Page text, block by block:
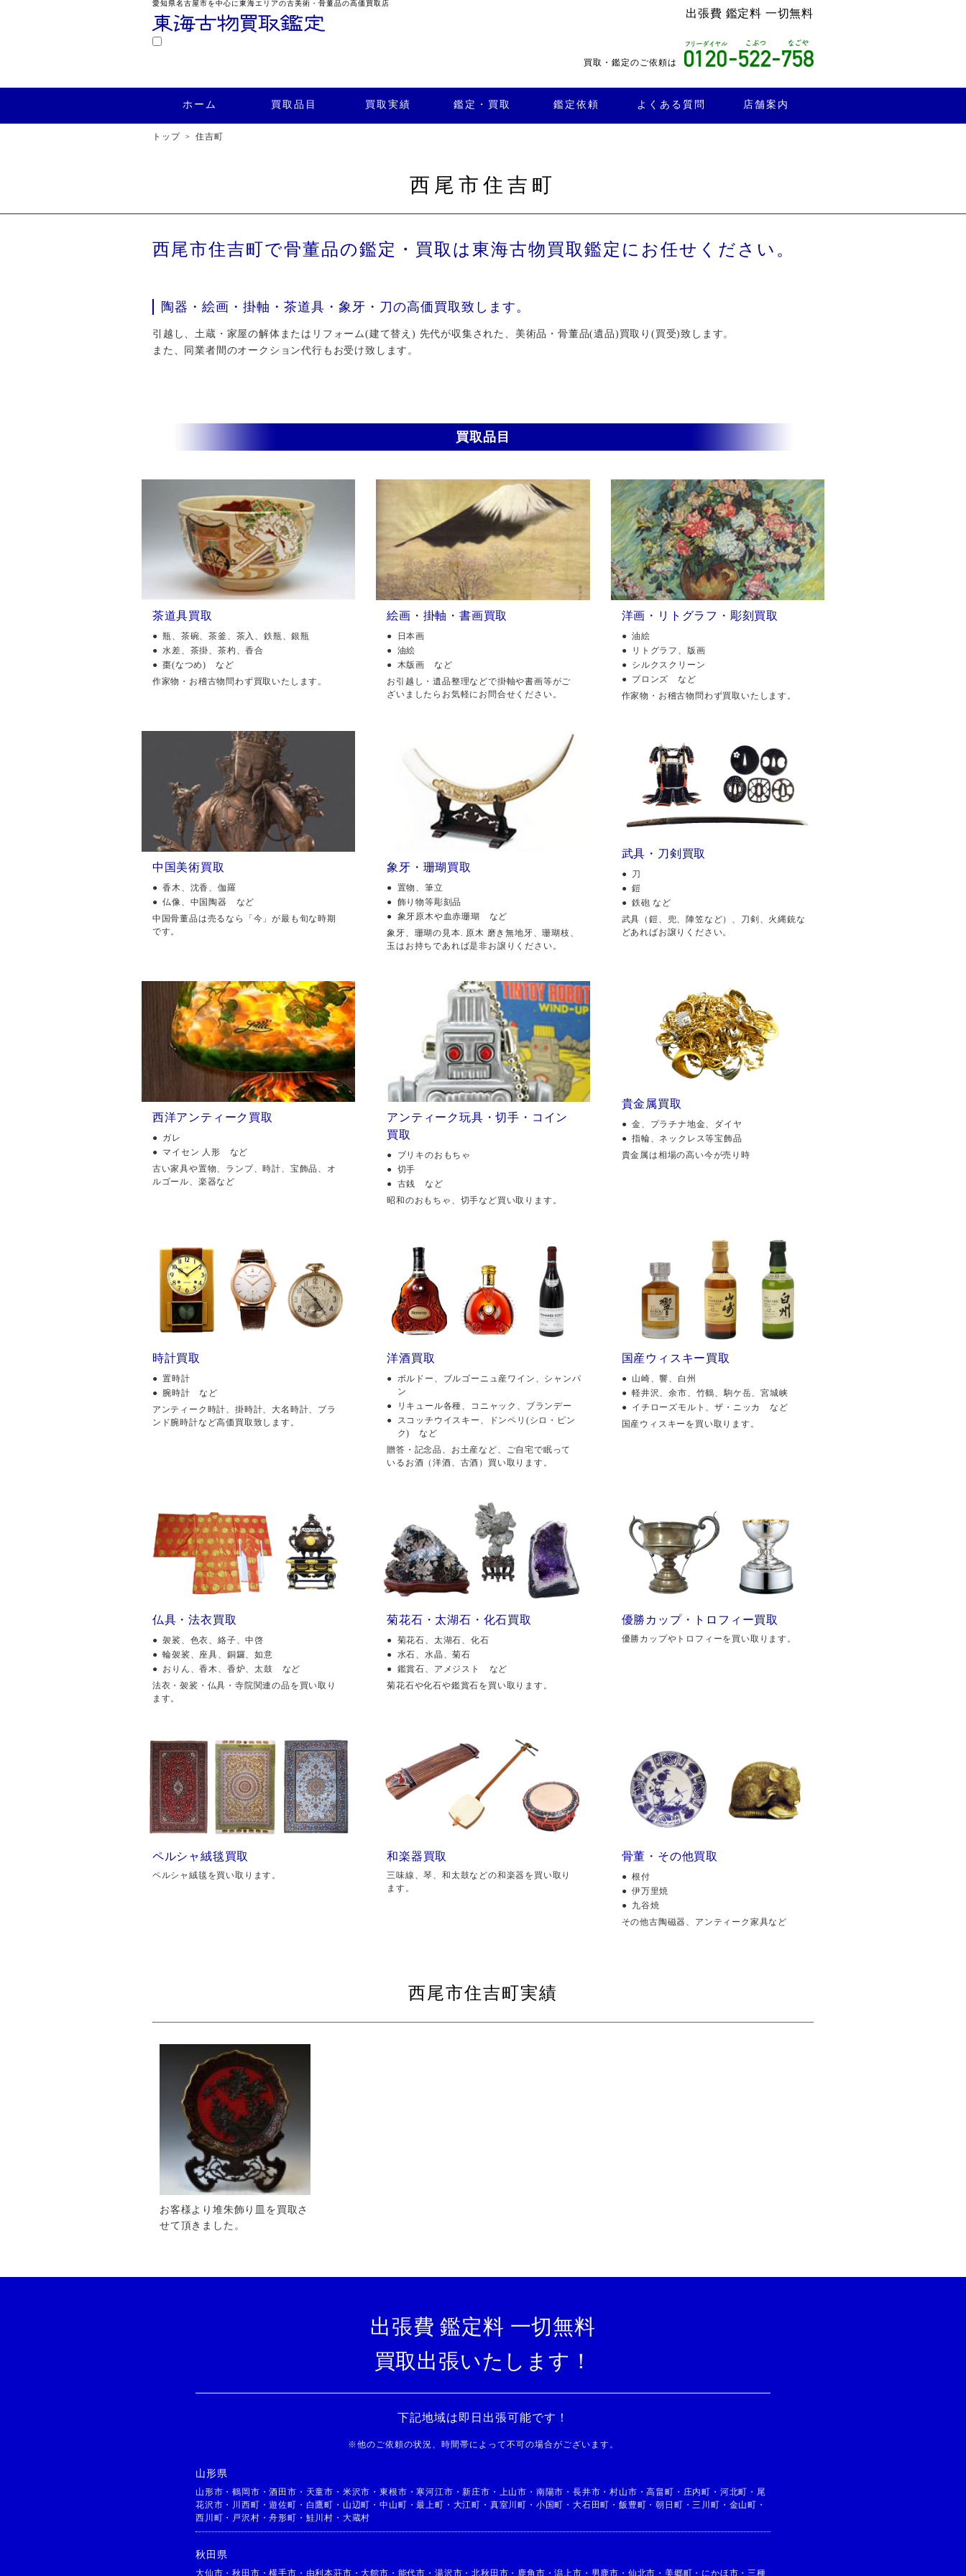
愛知県名古屋市を中心に東海エリアの古美術・骨董品の高価買取店
出張費 鑑定料 一切無料
買取・鑑定のご依頼は
ホーム 買取品目 買取実績 鑑定・買取 鑑定依頼 よくある質問 店舗案内
トップ 住吉町
西尾市住吉町
西尾市住吉町で骨董品の鑑定・買取は東海古物買取鑑定にお任せください。
陶器・絵画・掛軸・茶道具・象牙・刀の高価買取致します。
引越し、土蔵・家屋の解体またはリフォーム(建て替え) 先代が収集された、美術品・骨董品(遺品)買取り(買受)致します。
また、同業者間のオークション代行もお受け致します。
買取品目
茶道具買取
瓶、茶碗、茶釜、茶入、鉄瓶、銀瓶
水差、茶掛、茶杓、香合
棗(なつめ) など
作家物・お稽古物問わず買取いたします。
絵画・掛軸・書画買取
日本画
油絵
木版画 など
お引越し・遺品整理などで掛軸や書画等がご
ざいましたらお気軽にお問合せください。
洋画・リトグラフ・彫刻買取
油絵
リトグラフ、版画
シルクスクリーン
ブロンズ など
作家物・お稽古物問わず買取いたします。
中国美術買取
香木、沈香、伽羅
仏像、中国陶器 など
中国骨董品は売るなら「今」が最も旬な時期
です。
象牙・珊瑚買取
置物、筆立
飾り物等彫刻品
象牙原木や血赤珊瑚 など
象牙、珊瑚の見本. 原木 磨き無地牙、珊瑚枝、
玉はお持ちであれば是非お譲りください。
武具・刀剣買取
刀
鎧
鉄砲 など
武具（鎧、兜、陣笠など）、刀剣、火縄銃な
どあればお譲りください。
西洋アンティーク買取
ガレ
マイセン 人形 など
古い家具や置物、ランプ、時計、宝飾品、オ
ルゴール、楽器など
アンティーク玩具・切手・コイン
買取
ブリキのおもちゃ
切手
古銭 など
昭和のおもちゃ、切手など買い取ります。
貴金属買取
金、プラチナ地金、ダイヤ
指輪、ネックレス等宝飾品
貴金属は相場の高い今が売り時
時計買取
置時計
腕時計 など
アンティーク時計、掛時計、大名時計、ブラ
ンド腕時計など高価買取致します。
洋酒買取
ボルドー、ブルゴーニュ産ワイン、シャンパ
ン
リキュール各種、コニャック、ブランデー
スコッチウイスキー、ドンペリ(シロ・ピン
ク) など
贈答・記念品、お土産など、ご自宅で眠って
いるお酒（洋酒、古酒）買い取ります。
国産ウィスキー買取
山崎、響、白州
軽井沢、余市、竹鶴、駒ケ岳、宮城峡
イチローズモルト、ザ・ニッカ など
国産ウィスキーを買い取ります。
仏具・法衣買取
袈裟、色衣、絡子、中啓
輪袈裟、座具、銅鑼、如意
おりん、香木、香炉、太鼓 など
法衣・袈裟・仏具・寺院関連の品を買い取り
ます。
菊花石・太湖石・化石買取
菊花石、太湖石、化石
水石、水晶、菊石
鑑賞石、アメジスト など
菊花石や化石や鑑賞石を買い取ります。
優勝カップ・トロフィー買取
優勝カップやトロフィーを買い取ります。
ペルシャ絨毯買取
ペルシャ絨毯を買い取ります。
和楽器買取
三味線、琴、和太鼓などの和楽器を買い取り
ます。
骨董・その他買取
根付
伊万里焼
九谷焼
その他古陶磁器、アンティーク家具など
西尾市住吉町実績
お客様より堆朱飾り皿を買取さ
せて頂きました。
出張費 鑑定料 一切無料
買取出張いたします！
下記地域は即日出張可能です！
※他のご依頼の状況、時間帯によって不可の場合がございます。
山形県
山形市 ・鶴岡市 ・酒田市 ・ 天童市 ・ 米沢市 ・東根市 ・寒河江市 ・新庄市 ・ 上山市 ・ 南陽市 ・ 長井市 ・村山市 ・高畠町 ・ 庄内町 ・ 河北町 ・ 尾
花沢市 ・ 川西町 ・遊佐町 ・ 白鷹町 ・ 山辺町 ・中山町 ・最上町 ・ 大江町 ・ 真室川町 ・ 小国町 ・ 大石田町 ・ 飯豊町 ・朝日町 ・ 三川町 ・ 金山町 ・
西川町 ・ 戸沢村 ・舟形町 ・ 鮭川村 ・ 大蔵村
秋田県
大仙市 ・秋田市 ・横手市 ・ 由利本荘市 ・大館市 ・ 能代市 ・ 湯沢市 ・北秋田市 ・ 鹿角市 ・潟上市 ・ 男鹿市 ・ 仙北市 ・美郷町 ・ にかほ市 ・ 三種